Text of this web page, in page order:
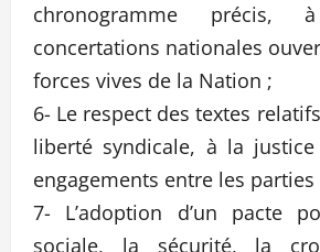
chronogramme précis,
concertations nationales
forces vives de la Nation ;
6- Le respect des textes
liberté syndicale, à la
engagements entre les parties
7- L’adoption d’un pacte
sociale, la sécurité, la